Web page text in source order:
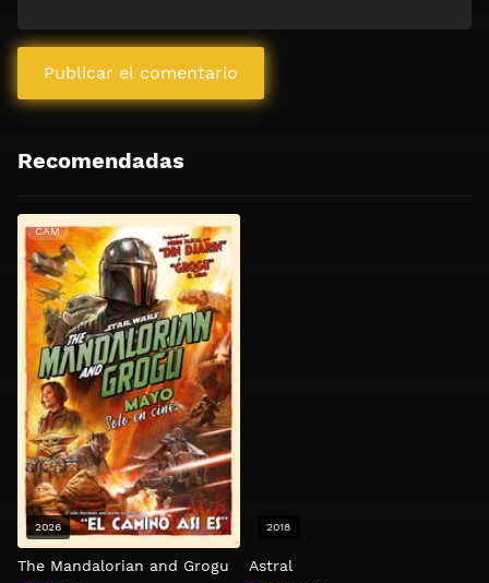
Recomendadas
The Mandalorian and Grogu
CAM
2026
Astral
2018